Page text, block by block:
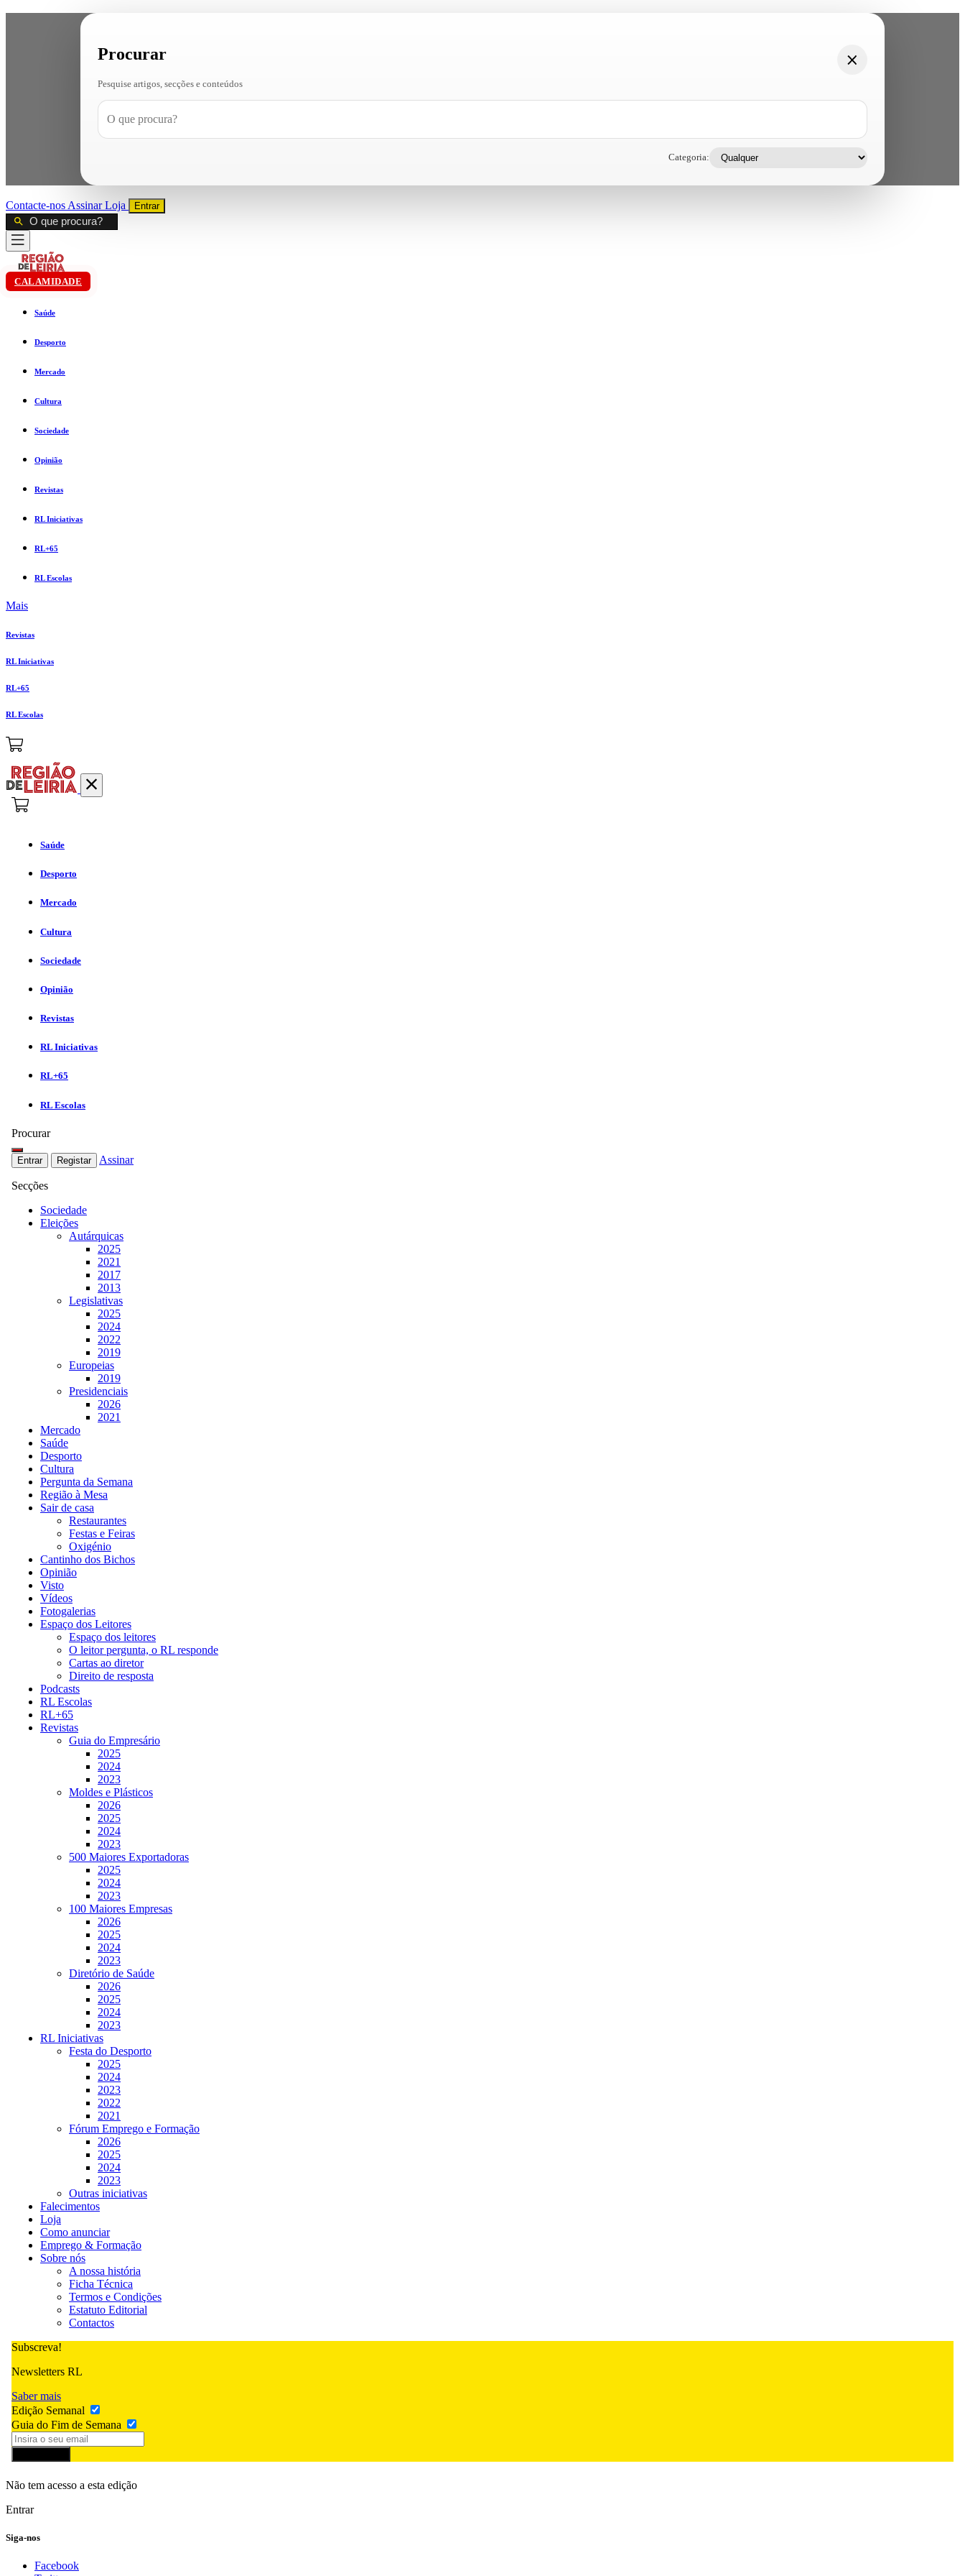
Procurar
Pesquise artigos, secções e conteúdos
Categoria:
Contacte-nos AssinarLoja Entrar
CALAMIDADE
Saúde
Desporto
Mercado
Cultura
Sociedade
Opinião
Revistas
RL Iniciativas
RL+65
RL Escolas
Mais
Revistas
RL Iniciativas
RL+65
RL Escolas
Saúde
Desporto
Mercado
Cultura
Sociedade
Opinião
Revistas
RL Iniciativas
RL+65
RL Escolas
Procurar
Entrar Registar Assinar
Secções
Sociedade
Eleições
Autárquicas
2025
2021
2017
2013
Legislativas
2025
2024
2022
2019
Europeias
2019
Presidenciais
2026
2021
Mercado
Saúde
Desporto
Cultura
Pergunta da Semana
Região à Mesa
Sair de casa
Restaurantes
Festas e Feiras
Oxigénio
Cantinho dos Bichos
Opinião
Visto
Vídeos
Fotogalerias
Espaço dos Leitores
Espaço dos leitores
O leitor pergunta, o RL responde
Cartas ao diretor
Direito de resposta
Podcasts
RL Escolas
RL+65
Revistas
Guia do Empresário
2025
2024
2023
Moldes e Plásticos
2026
2025
2024
2023
500 Maiores Exportadoras
2025
2024
2023
100 Maiores Empresas
2026
2025
2024
2023
Diretório de Saúde
2026
2025
2024
2023
RL Iniciativas
Festa do Desporto
2025
2024
2023
2022
2021
Fórum Emprego e Formação
2026
2025
2024
2023
Outras iniciativas
Falecimentos
Loja
Como anunciar
Emprego & Formação
Sobre nós
A nossa história
Ficha Técnica
Termos e Condições
Estatuto Editorial
Contactos
Subscreva!
Newsletters RL
Saber mais
Edição Semanal
Guia do Fim de Semana
Não tem acesso a esta edição
Entrar
Siga-nos
Facebook